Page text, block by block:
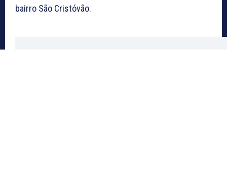
bairro São Cristóvão.